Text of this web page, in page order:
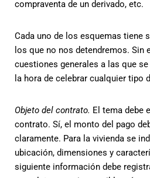
compraventa de un derivado, etc.
Cada uno de los esquemas tiene
los que no nos detendremos. Sin
cuestiones generales a las que
la hora de celebrar cualquier tipo
Objeto del contrato. El tema debe
contrato. Sí, el monto del pago
claramente. Para la vivienda se
ubicación, dimensiones y
siguiente información debe